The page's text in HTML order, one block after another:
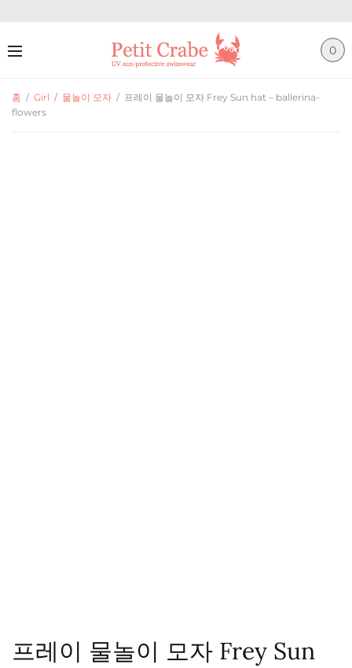
0
홈 / Girl / 물놀이 모자 / 프레이 물놀이 모자 Frey Sun hat – ballerina-
flowers
프레이 물놀이 모자 Frey Sun